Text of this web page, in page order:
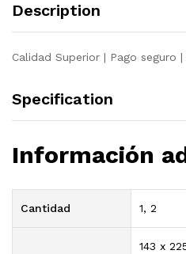
quantity
Description
Calidad Superior | Pago seguro |
Specification
Información
Cantidad 1, 2
143 x